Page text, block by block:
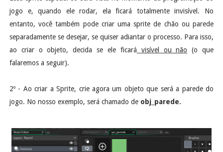
jogo e, quando ele rodar, ela ficará totalmente invisível. No
entanto, você também pode criar uma sprite de chão ou parede
separadamente se desejar, se quiser adiantar o processo. Para isso,
ao criar o objeto, decida se ele ficará visível ou não (o que
falaremos a seguir).
2º - Ao criar a Sprite, crie agora um objeto que será a parede do
jogo. No nosso exemplo, será chamado de obj_parede.